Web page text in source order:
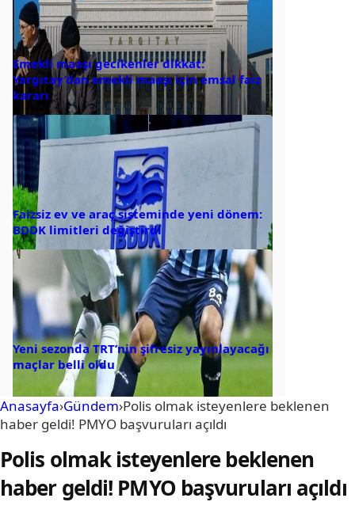
Emekli maaşı gecikenler dikkat:
Yargıtay’dan emekli maaşı için emsal faiz
kararı
Faizsiz ev ve araç sisteminde yeni dönem:
BDDK limitleri değiştirdi
Yeni sezonda TRT’nin şifresiz yayınlayacağı
maçlar belli oldu
Anasayfa›Gündem›Polis olmak isteyenlere beklenen
haber geldi! PMYO başvuruları açıldı
Polis olmak isteyenlere beklenen
haber geldi! PMYO başvuruları açıldı